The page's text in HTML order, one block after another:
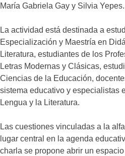
María Gabriela Gay y Silvia Yepes.
La actividad está destinada a
Especialización y Maestría en
Literatura, estudiantes de los
Letras Modernas y Clásicas,
Ciencias de la Educación,
sistema educativo y especialistas
Lengua y la Literatura.
Las cuestiones vinculadas a la
lugar central en la agenda
charla se propone abrir un